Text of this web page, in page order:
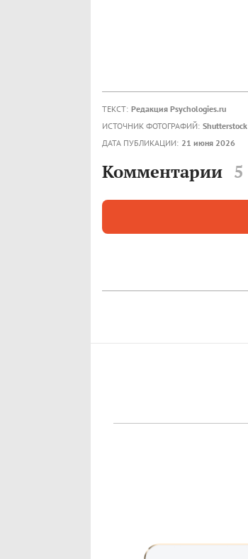
ТЕКСТ: Редакция Psychologies.ru
ИСТОЧНИК ФОТОГРАФИЙ: Shutterstock
ДАТА ПУБЛИКАЦИИ: 21 июня 2026
Комментарии 5